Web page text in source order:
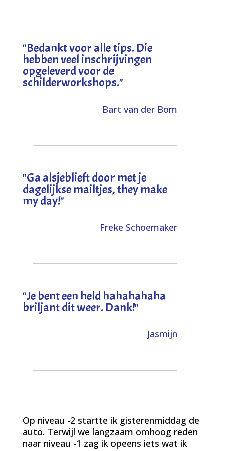
"Bedankt voor alle tips. Die
hebben veel inschrijvingen
opgeleverd voor de
schilderworkshops."
Bart van der Bom
"Ga alsjeblieft door met je
dagelijkse mailtjes, they make
my day!"
Freke Schoemaker
"Je bent een held hahahahaha
briljant dit weer. Dank!"
Jasmijn
Op niveau -2 startte ik gisterenmiddag de
auto. Terwijl we langzaam omhoog reden
naar niveau -1 zag ik opeens iets wat ik